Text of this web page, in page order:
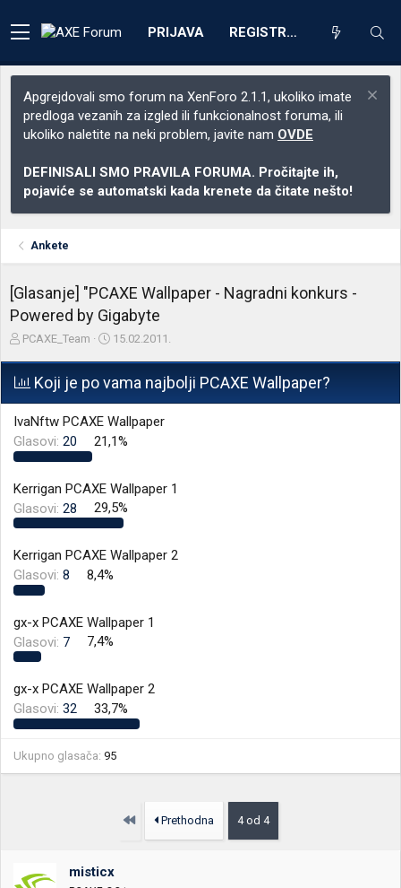
PRIJAVA REGISTRACIJA
Apgrejdovali smo forum na XenForo 2.1.1, ukoliko imate
predloga vezanih za izgled ili funkcionalnost foruma, ili
ukoliko naletite na neki problem, javite nam OVDE
DEFINISALI SMO PRAVILA FORUMA. Pročitajte ih,
pojaviće se automatski kada krenete da čitate nešto!
Ankete
[Glasanje] "PCAXE Wallpaper - Nagradni konkurs -
Powered by Gigabyte
Z
e
t
n
i
k
e
e
PCAXE_Team
D
u
m
p
o
e
t
a
n
j
a
15.02.2011.
Koji je po vama najbolji PCAXE Wallpaper?
IvaNftw PCAXE Wallpaper
Glasovi: 20 21,1%
Kerrigan PCAXE Wallpaper 1
Glasovi: 28 29,5%
Kerrigan PCAXE Wallpaper 2
Glasovi: 8 8,4%
gx-x PCAXE Wallpaper 1
Glasovi: 7 7,4%
gx-x PCAXE Wallpaper 2
Glasovi: 32 33,7%
Ukupno glasača 95
Prvo Prethodna 4 od 4
misticx